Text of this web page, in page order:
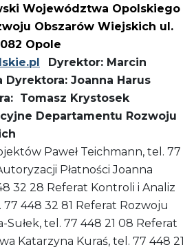
Województwa Opolskiego
Obszarów Wiejskich ul.
Opole
Dyrektor: Marcin
Dyrektora: Joanna Harus
Tomasz Krystosek
Departamentu Rozwoju
Paweł Teichmann, tel. 77
Płatności Joanna
32 28 Referat Kontroli i Analiz
448 32 81 Referat Rozwoju
Sułek, tel. 77 448 21 08 Referat
Katarzyna Kuraś, tel. 77 448 21